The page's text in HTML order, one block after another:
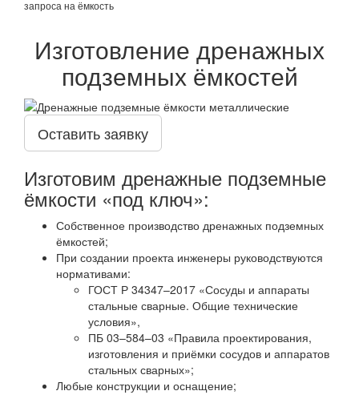
запроса на ёмкость
Изготовление дренажных
подземных ёмкостей
Оставить заявку
Изготовим дренажные подземные
ёмкости «под ключ»:
Собственное производство дренажных подземных
ёмкостей;
При создании проекта инженеры руководствуются
нормативами:
ГОСТ Р 34347–2017 «Сосуды и аппараты
стальные сварные. Общие технические
условия»,
ПБ 03–584–03 «Правила проектирования,
изготовления и приёмки сосудов и аппаратов
стальных сварных»;
Любые конструкции и оснащение;